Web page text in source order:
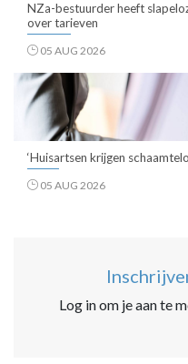
NZa-bestuurder heeft
over tarieven
05 AUG 2026
‘Huisartsen krijgen
05 AUG 2026
Log in om je aan te